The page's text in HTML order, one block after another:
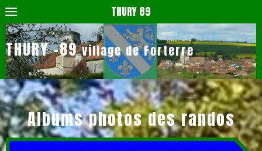
THURY 89
THURY -89village de Forterre
Albums photos des randos